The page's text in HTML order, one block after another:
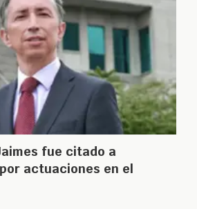
fue citado a
actuaciones en el